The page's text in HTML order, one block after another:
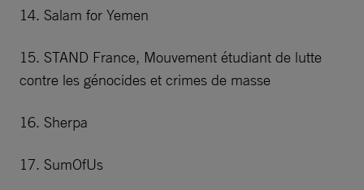
14. Salam for Yemen
15. STAND France, Mouvement étudiant de lutte
contre les génocides et crimes de masse
16. Sherpa
17. SumOfUs